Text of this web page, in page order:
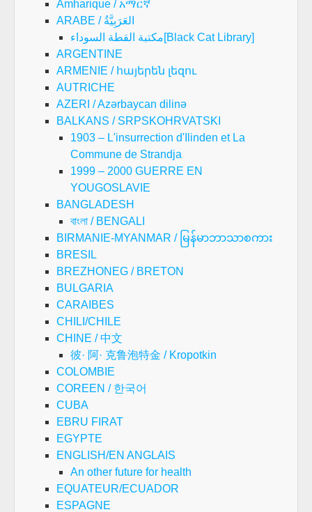
Amharique / አማርኛ
ARABE / العَرَبِيَّةُ
مكتبة القطة السوداء[Black Cat Library]
ARGENTINE
ARMENIE / հայերեն լեզու
AUTRICHE
AZERI / Azərbaycan dilinə
BALKANS / SRPSKOHRVATSKI
1903 – L'insurrection d'Ilinden et La
Commune de Strandja
1999 – 2000 GUERRE EN
YOUGOSLAVIE
BANGLADESH
বাংলা / BENGALI
BIRMANIE-MYANMAR / မြန်မာဘာသာစကား
BRESIL
BREZHONEG / BRETON
BULGARIA
CARAIBES
CHILI/CHILE
CHINE / 中文
彼· 阿· 克鲁泡特金 / Kropotkin
COLOMBIE
COREEN / 한국어
CUBA
EBRU FIRAT
EGYPTE
ENGLISH/EN ANGLAIS
An other future for health
EQUATEUR/ECUADOR
ESPAGNE